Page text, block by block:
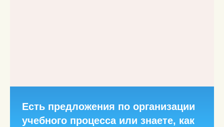
Есть предложения по организации
учебного процесса или знаете, как